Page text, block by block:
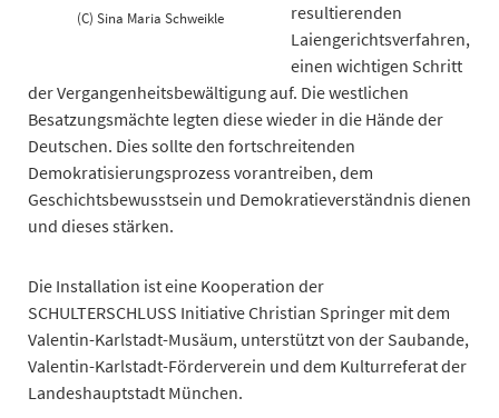
(C) Sina Maria Schweikle
resultierenden
Laiengerichtsverfahren,
einen wichtigen Schritt
der Vergangenheitsbewältigung auf. Die westlichen
Besatzungsmächte legten diese wieder in die Hände der
Deutschen. Dies sollte den fortschreitenden
Demokratisierungsprozess vorantreiben, dem
Geschichtsbewusstsein und Demokratieverständnis dienen
und dieses stärken.
Die Installation ist eine Kooperation der
SCHULTERSCHLUSS Initiative Christian Springer mit dem
Valentin-Karlstadt-Musäum, unterstützt von der Saubande,
Valentin-Karlstadt-Förderverein und dem Kulturreferat der
Landeshauptstadt München.